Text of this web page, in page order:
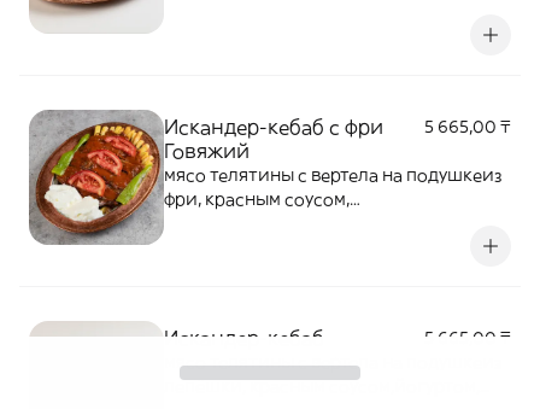
Искандер-кебаб с фри
Говяжий
5 665,00 ₸
мясо телятины с вертела на подушкеиз
фри, красным соусом,
Искандер-кебаб
5 665,00 ₸
мясо телятины с вертела на подушкеиз
лепёшки, красным соусом,йогуртом,